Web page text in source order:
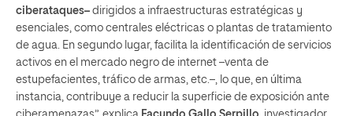
ciberataques– dirigidos a infraestructuras estratégicas y
esenciales, como centrales eléctricas o plantas de tratamiento
de agua. En segundo lugar, facilita la identificación de servicios
activos en el mercado negro de internet –venta de
estupefacientes, tráfico de armas, etc.–, lo que, en última
instancia, contribuye a reducir la superficie de exposición ante